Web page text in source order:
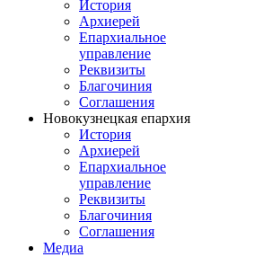
История
Архиерей
Епархиальное
управление
Реквизиты
Благочиния
Соглашения
Новокузнецкая епархия
История
Архиерей
Епархиальное
управление
Реквизиты
Благочиния
Соглашения
Медиа